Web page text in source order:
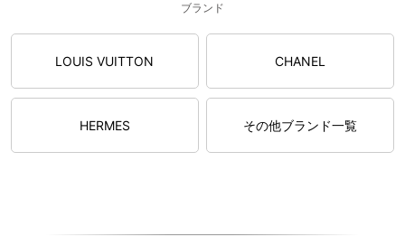
ブランド
LOUIS VUITTON CHANEL
HERMES その他ブランド一覧